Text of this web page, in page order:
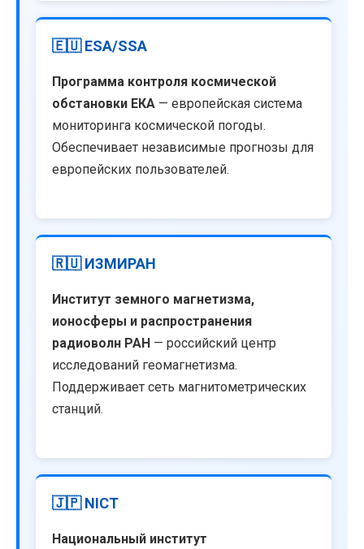
🇪🇺 ESA/SSA
Программа контроля космической
обстановки ЕКА — европейская система
мониторинга космической погоды.
Обеспечивает независимые прогнозы для
европейских пользователей.
🇷🇺 ИЗМИРАН
Институт земного магнетизма,
ионосферы и распространения
радиоволн РАН — российский центр
исследований геомагнетизма.
Поддерживает сеть магнитометрических
станций.
🇯🇵 NICT
Национальный институт